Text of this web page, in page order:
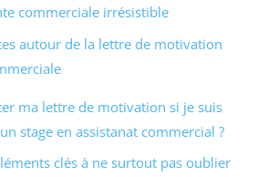
commerciale irrésistible
autour de la lettre de motivation
ma lettre de motivation si je suis
stage en assistanat commercial ?
clés à ne surtout pas oublier